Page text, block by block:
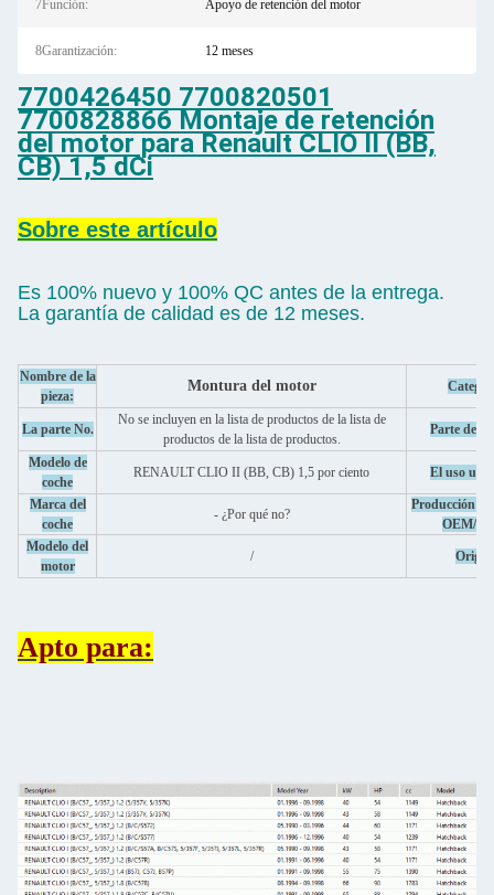
7Función: Apoyo de retención del motor
8Garantización: 12 meses
7700426450 7700820501
7700828866 Montaje de retención
del motor para Renault CLIO II (BB,
CB) 1,5 dCi
Sobre este artículo
Es 100% nuevo y 100% QC antes de la entrega.
La garantía de calidad es de 12 meses.
Nombre de la
pieza:
Montura del motor
La parte No.
No se incluyen en la lista de productos de la lista de
productos de la lista de productos.
Parte de la
Modelo de
coche
RENAULT CLIO II (BB, CB) 1,5 por ciento El uso
Marca del
coche
- ¿Por qué no?
Producción
OEM/
Modelo del
motor
/ Origen
Apto para: